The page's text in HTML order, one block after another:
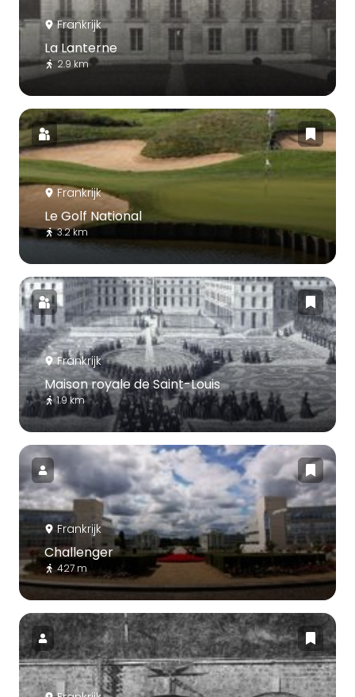
Frankrijk
La Lanterne
2.9 km
Frankrijk
Le Golf National
3.2 km
Frankrijk
Maison royale de Saint-Louis
1.9 km
Frankrijk
Challenger
427 m